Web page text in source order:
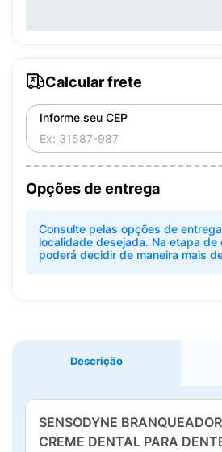
Calcular frete
Informe seu CEP
Opções de entrega
Consulte pelas opções de
localidade desejada. Na etapa de
poderá decidir de maneira mais
Descrição
SENSODYNE
CREME DENTAL PARA